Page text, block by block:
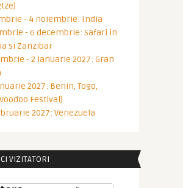
- 4 noiembrie: India
- 6 decembrie: Safari in
si Zanzibar
- 2 ianuarie 2027: Gran
2027: Benin, Togo,
Festival)
2027: Venezuela
VIZITATORI